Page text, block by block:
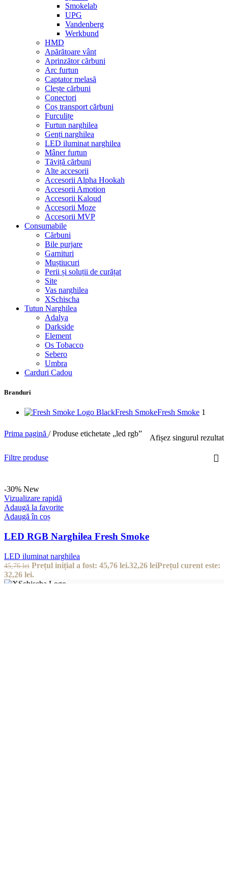
Smokelab
UPG
Vandenberg
Werkbund
HMD
Apărătoare vânt
Aprinzător cărbuni
Arc furtun
Captator melasă
Clește cărbuni
Conectori
Coș transport cărbuni
Furculițe
Furtun narghilea
Genți narghilea
LED iluminat narghilea
Mâner furtun
Tăviță cărbuni
Alte accesorii
Accesorii Alpha Hookah
Accesorii Amotion
Accesorii Kaloud
Accesorii Moze
Accesorii MVP
Consumabile
Cărbuni
Bile purjare
Garnituri
Muștiucuri
Perii și soluții de curățat
Site
Vas narghilea
XSchischa
Tutun Narghilea
Adalya
Darkside
Element
Os Tobacco
Sebero
Umbra
Carduri Cadou
Branduri
Fresh SmokeFresh Smoke 1
Prima pagină / Produse etichetate „led rgb” Afișez singurul rezultat
Filtre produse
-30% New
Vizualizare rapidă
Adaugă la favorite
Adaugă în coș
LED RGB Narghilea Fresh Smoke
LED iluminat narghilea
45,76lei Prețul inițial a fost: 45,76 lei.32,26 leiPrețul curent este:
32,26 lei.